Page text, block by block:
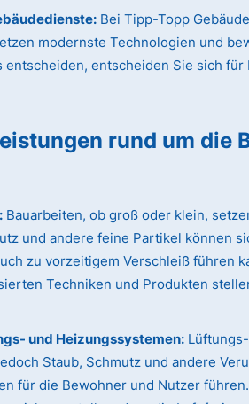
Bei Tipp-Topp
modernste Technologien und
entscheiden, entscheiden Sie sich
rund um die
Bauarbeiten, ob groß oder klein,
und andere feine Partikel können
zu vorzeitigem Verschleiß führen
Techniken und Produkten
und Heizungssystemen:
Staub, Schmutz und andere
für die Bewohner und Nutzer